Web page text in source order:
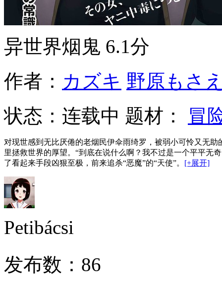
异世界烟鬼 6.1分
作者： カズキ 野原もさ
状态： 连载中 题材： 冒
对现世感到无比厌倦的老烟民伊伞雨绮罗，被弱小可怜又无
里拯救世界的厚望。“到底在说什么啊？我不过是一个平平无
了看起来手段凶狠至极，前来追杀“恶魔”的“天使”。 [+展开]
Petibácsi
发布数： 86